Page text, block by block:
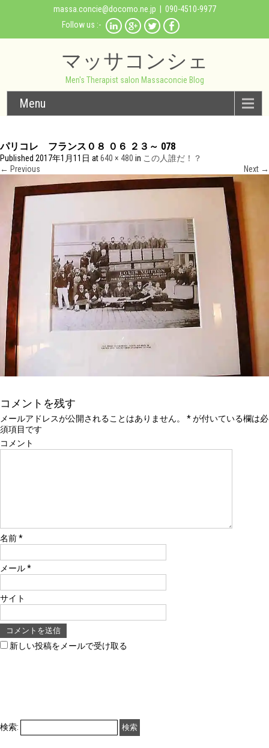
massa.concie@docomo.ne.jp | 090-4510-9977
Follow us :-
マッサコンシェ
Men's Therapist salon Massaconcie Blog
Menu
パリコレ フランス０８ ０６ ２３～ 078
Published 2017年1月11日 at640 × 480 in この人誰だ！？
← Previous Next →
コメントを残す
メールアドレスが公開されることはありません。 *が付いている欄は必
須項目です
コメント
名前*
メール*
サイト
新しい投稿をメールで受け取る
検索: